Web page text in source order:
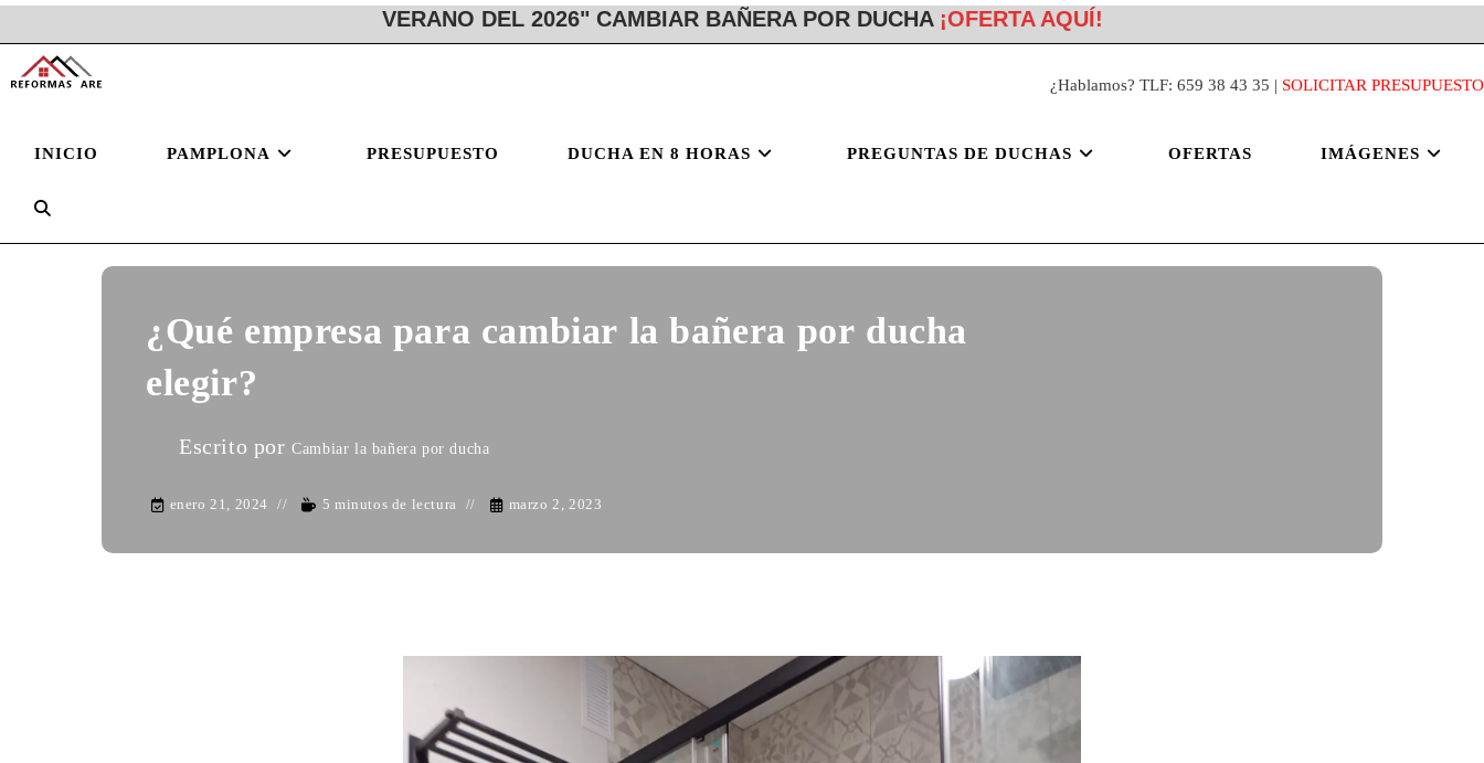
al
contenido
VERANO DEL 2026" CAMBIAR BAÑERA POR DUCHA ¡OFERTA AQUÍ!
¿Hablamos? TLF: 659 38 43 35 | SOLICITAR PRESUPUESTO
INICIO PAMPLONA PRESUPUESTO DUCHA EN 8 HORAS PREGUNTAS DE DUCHAS OFERTAS IMÁGENES
ALTERNAR
BÚSQUEDA
¿Qué empresa para cambiar la bañera por ducha
elegir?
Escrito porCambiar la bañera por ducha
enero 21, 2024 5 minutos de lectura marzo 2, 2023